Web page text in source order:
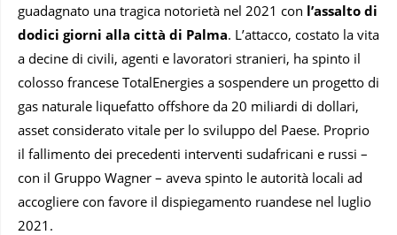
guadagnato una tragica notorietà nel 2021 con l’assalto di
dodici giorni alla città di Palma. L’attacco, costato la vita
a decine di civili, agenti e lavoratori stranieri, ha spinto il
colosso francese TotalEnergies a sospendere un progetto di
gas naturale liquefatto offshore da 20 miliardi di dollari,
asset considerato vitale per lo sviluppo del Paese. Proprio
il fallimento dei precedenti interventi sudafricani e russi –
con il Gruppo Wagner – aveva spinto le autorità locali ad
accogliere con favore il dispiegamento ruandese nel luglio
2021.